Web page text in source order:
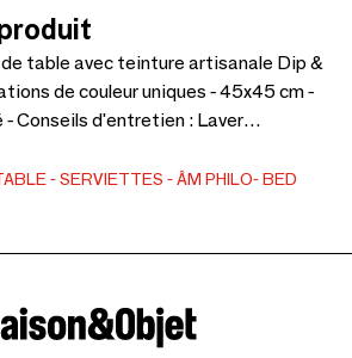
table avec teinture artisanale Dip &
de couleur uniques - 45x45 cm -
Conseils d'entretien : Laver
délicat à 30°C maximum.
SERVIETTES
ÂM PHILO- BED